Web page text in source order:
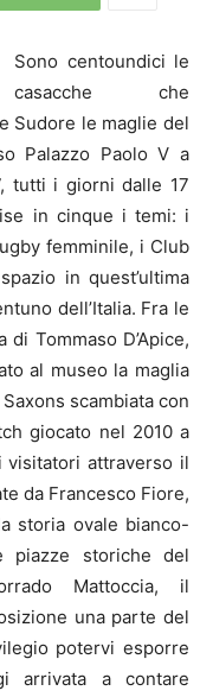
Sono centoundici le
casacche che
Sudore le maglie del
Palazzo Paolo V a
tutti i giorni dalle 17
in cinque i temi: i
femminile, i Club
in quest’ultima
dell’Italia. Fra le
Tommaso D’Apice,
al museo la maglia
scambiata con
giocato nel 2010 a
visitatori attraverso il
da Francesco Fiore,
storia ovale bianco-
piazze storiche del
Mattoccia, il
una parte del
potervi esporre
arrivata a contare